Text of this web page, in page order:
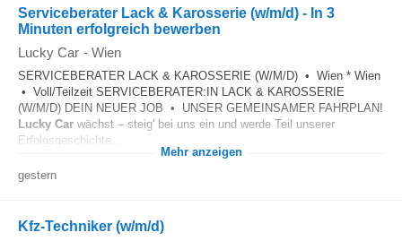
Serviceberater Lack & Karosserie (w/m/d) - In 3
Minuten erfolgreich bewerben
Lucky Car - Wien
SERVICEBERATER LACK & KAROSSERIE (W/M/D) • Wien * Wien
• Voll/Teilzeit SERVICEBERATER:IN LACK & KAROSSERIE
(W/M/D) DEIN NEUER JOB • UNSER GEMEINSAMER FAHRPLAN!
Lucky Car wächst – steig' bei uns ein und werde Teil unserer
Erfolgsgeschichte...
Mehr anzeigen
gestern
Kfz-Techniker (w/m/d)